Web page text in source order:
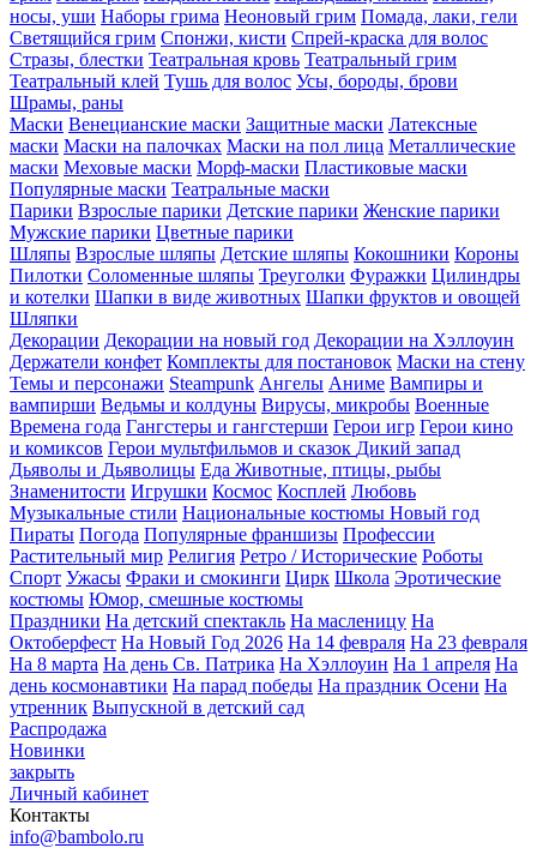
носы, уши Наборы грима Неоновый грим Помада, лаки, гели
Светящийся грим Спонжи, кисти Спрей-краска для волос
Стразы, блестки Театральная кровь Театральный грим
Театральный клей Тушь для волос Усы, бороды, брови
Шрамы, раны
Маски Венецианские маски Защитные маски Латексные
маски Маски на палочках Маски на пол лица Металлические
маски Меховые маски Морф-маски Пластиковые маски
Популярные маски Театральные маски
Парики Взрослые парики Детские парики Женские парики
Мужские парики Цветные парики
Шляпы Взрослые шляпы Детские шляпы Кокошники Короны
Пилотки Соломенные шляпы Треуголки Фуражки Цилиндры
и котелки Шапки в виде животных Шапки фруктов и овощей
Шляпки
Декорации Декорации на новый год Декорации на Хэллоуин
Держатели конфет Комплекты для постановок Маски на стену
Темы и персонажи Steampunk Ангелы Аниме Вампиры и
вампирши Ведьмы и колдуны Вирусы, микробы Военные
Времена года Гангстеры и гангстерши Герои игр Герои кино
и комиксов Герои мультфильмов и сказок Дикий запад
Дьяволы и Дьяволицы Еда Животные, птицы, рыбы
Знаменитости Игрушки Космос Косплей Любовь
Музыкальные стили Национальные костюмы Новый год
Пираты Погода Популярные франшизы Профессии
Растительный мир Религия Ретро / Исторические Роботы
Спорт Ужасы Фраки и смокинги Цирк Школа Эротические
костюмы Юмор, смешные костюмы
Праздники На детский спектакль На масленицу На
Октоберфест На Новый Год 2026 На 14 февраля На 23 февраля
На 8 марта На день Св. Патрика На Хэллоуин На 1 апреля На
день космонавтики На парад победы На праздник Осени На
утренник Выпускной в детский сад
Распродажа
Новинки
закрыть
Личный кабинет
Контакты
info@bambolo.ru